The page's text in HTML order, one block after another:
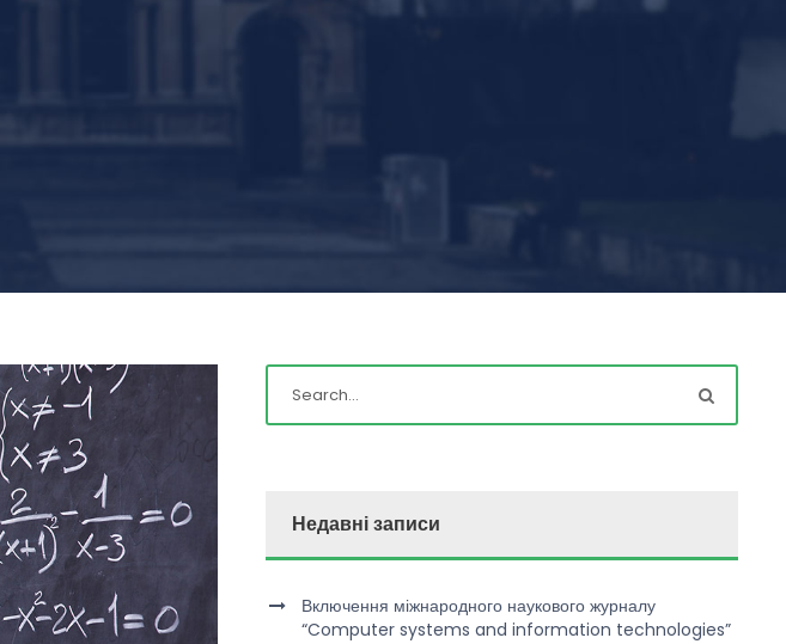
Недавні записи
Включення міжнародного наукового журналу
“Computer systems and information technologies”